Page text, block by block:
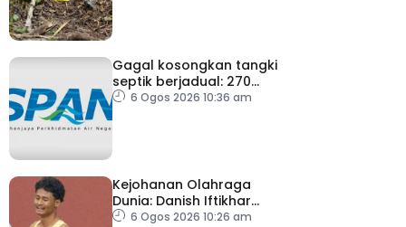
Gagal kosongkan tangki
septik berjadual: 270
premis dikenakan notis
6 Ogos 2026 10:36 am
Kejohanan Olahraga
Dunia: Danish Iftikhar
cipta sejarah mara ke
6 Ogos 2026 10:26 am